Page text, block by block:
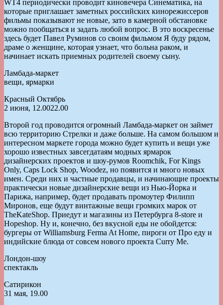
WT4 периодически проводит киновечера Синематика, на
которые приглашает заметных российских кинорежиссеров
фильмы показывают не новые, зато в камерной обстановке
можно пообщаться и задать любой вопрос. В это воскресенье
здесь будет Павел Руминов со своим фильмом Я буду рядом,
драме о женщине, которая узнает, что больна раком, и
начинает искать приемных родителей своему сыну.
Ламбада-маркет
вещи, ярмарки
Красный Октябрь
2 июня, 12.0022.00
Второй год проводится огромный Ламбада-маркет он займет
всю территорию Стрелки и даже больше. На самом большом и
интересном маркете города можно будет купить и вещи уже
хорошо известных завсегдатаям модных ярмарок
дизайнерских проектов и шоу-румов Roomchik, For Kings
Only, Caps Lock Shop, Woodez, но появится и много новых
имен. Среди них и частные продавцы, и начинающие проекты
практически новые дизайнерские вещи из Нью-Йорка и
Парижа, например, будет продавать промоутер Филипп
Миронов, еще будут винтажные вещи громких марок от
TheKateShop. Приедут и магазины из Петербурга 8-store и
Hopeshop. Ну и, конечно, без вкусной еды не обойдется:
бургеры от Williamsburg Ferma At Home, пироги от Про еду и
индийские блюда от совсем нового проекта Curry Me.
Лондон-шоу
спектакль
Сатирикон
31 мая, 19.00